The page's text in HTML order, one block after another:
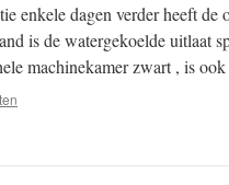
enkele dagen verder heeft
is de watergekoelde uitlaat
machinekamer zwart , is